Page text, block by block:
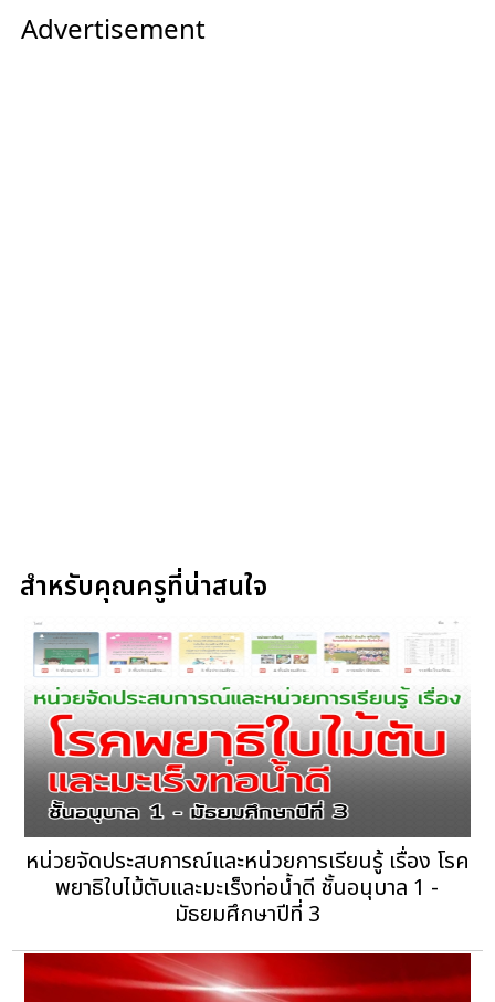
Advertisement
สำหรับคุณครูที่น่าสนใจ
หน่วยจัดประสบการณ์และหน่วยการเรียนรู้ เรื่อง โรค
พยาธิใบไม้ตับและมะเร็งท่อน้ำดี ชั้นอนุบาล 1 -
มัธยมศึกษาปีที่ 3